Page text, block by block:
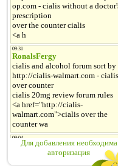
Для добавления необходима
авторизация